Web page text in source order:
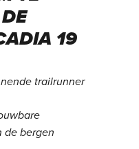
19
trailrunner
de bergen